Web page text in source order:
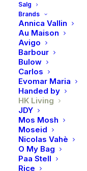
Salg
Brands
Annica Vallin
Au Maison
Avigo
Barbour
Bulow
Carlos
Evomar Maria
Handed by
HK Living
JDY
Mos Mosh
Moseid
Nicolas Vahè
O My Bag
Paa Stell
Rice
HK
scented
399,00
HK Living
Skap en varm og
keramiske duftlyset
frisk og fruktig duft
Lyset kommer i en
unikt, håndlaget
rom.